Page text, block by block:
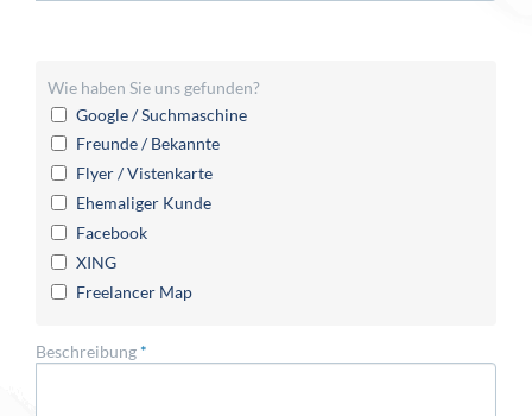
Wie haben Sie uns gefunden?
Google / Suchmaschine
Freunde / Bekannte
Flyer / Vistenkarte
Ehemaliger Kunde
Facebook
XING
Freelancer Map
Beschreibung *